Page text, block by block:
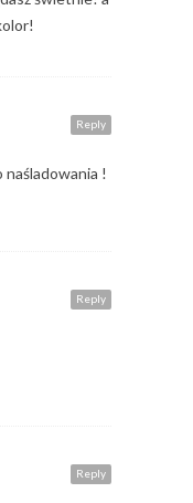
Reply
naśladowania !
Reply
Reply